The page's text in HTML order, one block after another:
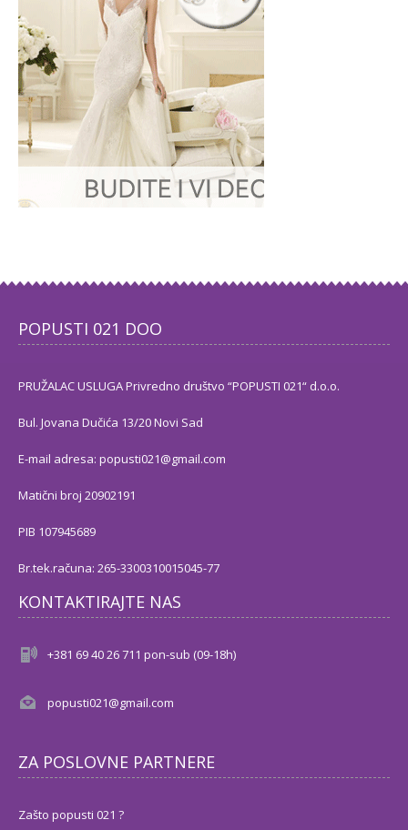
POPUSTI 021 DOO
PRUŽALAC USLUGA Privredno društvo “POPUSTI 021“ d.o.o.
Bul. Jovana Dučića 13/20 Novi Sad
E-mail adresa: popusti021@gmail.com
Matični broj 20902191
PIB 107945689
Br.tek.računa: 265-3300310015045-77
KONTAKTIRAJTE NAS
+381 69 40 26 711 pon-sub (09-18h)
popusti021@gmail.com
ZA POSLOVNE PARTNERE
Zašto popusti 021 ?